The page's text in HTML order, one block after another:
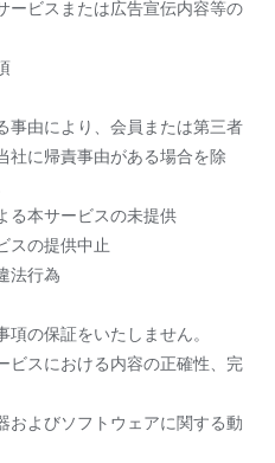
ービスまたは広告宣伝内容等の
事由により、会員または第三者
社に帰責事由がある場合を除
る本サービスの未提供
スの提供中止
法行為
の保証をいたしません。
ビスにおける内容の正確性、完
およびソフトウェアに関する動